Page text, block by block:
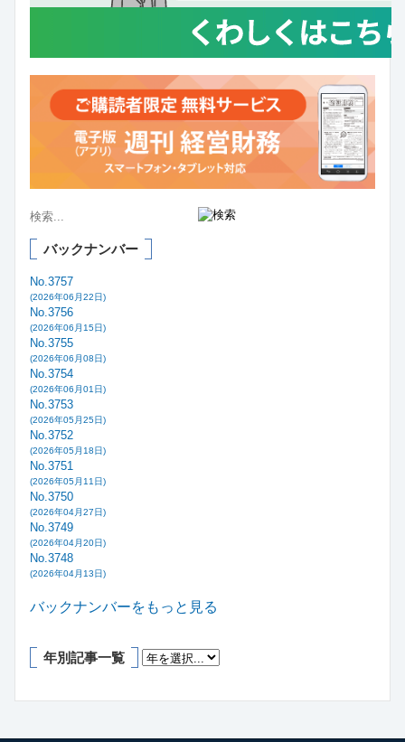
バックナンバー
No.3757
(2026年06月22日)
No.3756
(2026年06月15日)
No.3755
(2026年06月08日)
No.3754
(2026年06月01日)
No.3753
(2026年05月25日)
No.3752
(2026年05月18日)
No.3751
(2026年05月11日)
No.3750
(2026年04月27日)
No.3749
(2026年04月20日)
No.3748
(2026年04月13日)
バックナンバーをもっと見る
年別記事一覧